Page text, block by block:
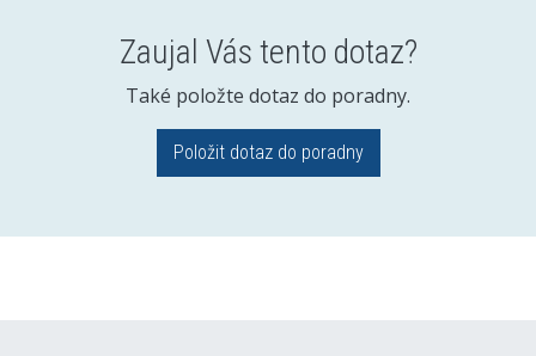
Zaujal Vás tento dotaz?
Také položte dotaz do poradny.
Položit dotaz do poradny